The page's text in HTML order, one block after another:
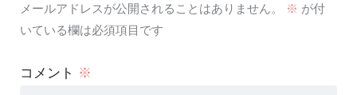
メールアドレスが公開されることはありません。 ※ が付
いている欄は必須項目です
コメント ※